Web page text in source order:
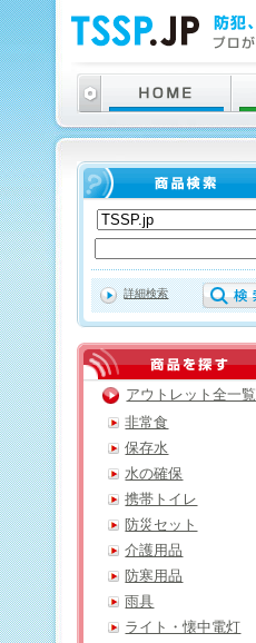
詳細検索
アウトレット全一覧
非常食
保存水
水の確保
携帯トイレ
防災セット
介護用品
防寒用品
雨具
ライト・懐中電灯